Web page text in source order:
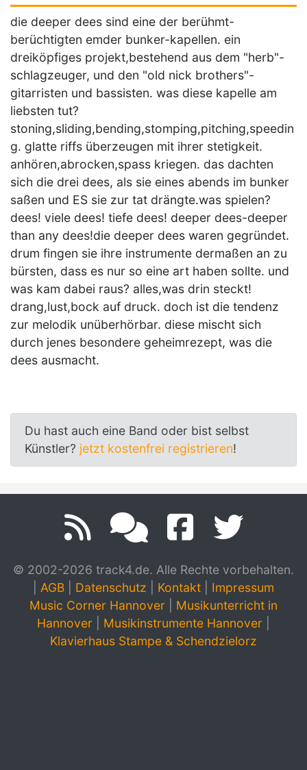
die deeper dees sind eine der berühmt-
berüchtigten emder bunker-kapellen. ein
dreiköpfiges projekt,bestehend aus dem "herb"-
schlagzeuger, und den "old nick brothers"-
gitarristen und bassisten. was diese kapelle am
liebsten tut?
stoning,sliding,bending,stomping,pitching,speedin
g. glatte riffs überzeugen mit ihrer stetigkeit.
anhören,abrocken,spass kriegen. das dachten
sich die drei dees, als sie eines abends im bunker
saßen und ES sie zur tat drängte.was spielen?
dees! viele dees! tiefe dees! deeper dees-deeper
than any dees!die deeper dees waren gegründet.
drum fingen sie ihre instrumente dermaßen an zu
bürsten, dass es nur so eine art haben sollte. und
was kam dabei raus? alles,was drin steckt!
drang,lust,bock auf druck. doch ist die tendenz
zur melodik unüberhörbar. diese mischt sich
durch jenes besondere geheimrezept, was die
dees ausmacht.
Du hast auch eine Band oder bist selbst
Künstler? jetzt kostenfrei registrieren!
© 2002-2026 track4.de. Alle Rechte vorbehalten.
AGB Datenschutz Kontakt
Impressum
Music Corner Hannover
Musikunterricht in
Hannover
Musikinstrumente Hannover
Klavierhaus Stampe & Schendzielorz